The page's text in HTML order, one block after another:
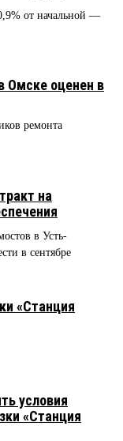
от начальной —
Омске оценен в
ремонта
на
в Усть-
в сентябре
«Станция
условия
«Станция